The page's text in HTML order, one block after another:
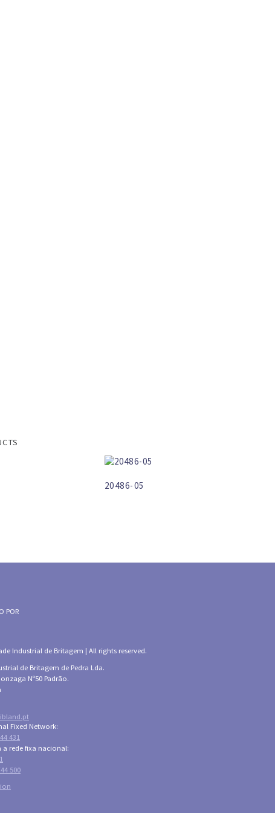
20486-05
POR
Industrial de Britagem | All rights reserved.
de Britagem de Pedra Lda.
Nº50 Padrão.
Fixed Network:
431
a rede fixa nacional:
500